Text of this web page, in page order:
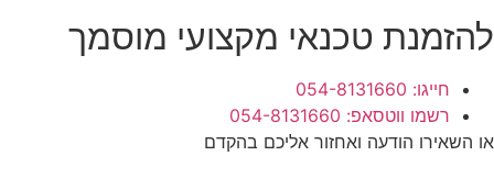
להזמנת טכנאי מקצועי מוסמך
חייגו: 054-8131660
רשמו ווטסאפ: 054-8131660
או השאירו הודעה ואחזור אליכם בהקדם